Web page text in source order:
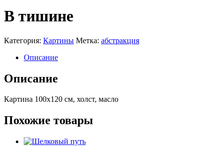
В тишине
Категория: Картины Метка: абстракция
Описание
Описание
Картина 100х120 см, холст, масло
Похожие товары